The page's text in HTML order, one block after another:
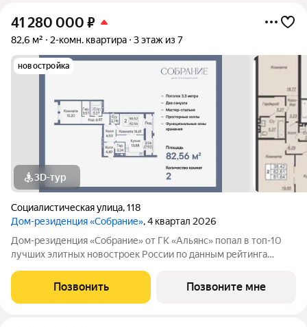
41 280 000 ₽
82,6 м² 2-комн. квартира 3 этаж из 7
новостройка
3D-тур
Социалистическая улица,118
Дом-резиденция «Собрание», 4 квартал 2026
Дом-резиденция «Собрание» от ГК «Альянс» попал в топ-10
лучших элитных новостроек России по данным рейтинга
неоклассицизма Дом-резиденция «Собрание» расположился в
историческом центре
Позвонить Позвоните мне